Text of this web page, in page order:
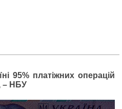
95% платіжних операцій
– НБУ